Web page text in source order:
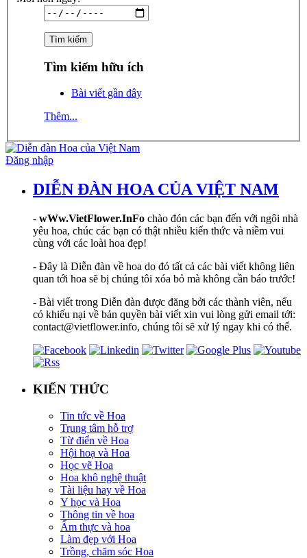
Tìm kiếm hữu ích
Bài viết gần đây
Thêm...
Đăng nhập
DIỄN ĐÀN HOA CỦA VIỆT NAM
- wWw.VietFlower.InFo chào đón các bạn đến với ngôi nhà
yêu hoa, chúc các bạn có thật nhiều kiến thức và niềm vui
cùng với các loài hoa đẹp!
- Đây là Diễn đàn về hoa do đó tất cả các bài viết không liên
quan tới hoa sẽ bị chúng tôi xóa bỏ mà không cần báo trước!
- Bài viết trong Diễn đàn được đăng bởi các thành viên, nếu
có khiếu nại về bản quyền bài viết xin vui lòng gửi email tới:
contact@vietflower.info, chúng tôi sẽ xử lý ngay khi có thể.
KIẾN THỨC
Tin tức về Hoa
Trung tâm hỗ trợ
Từ điển về Hoa
Hội hoạ và Hoa
Học vẽ Hoa
Hoa khô nghệ thuật
Tài liệu hay về Hoa
Y học và Hoa
Thông tin về hoa
Ẩm thực và hoa
Làm đẹp với Hoa
Trồng, chăm sóc Hoa